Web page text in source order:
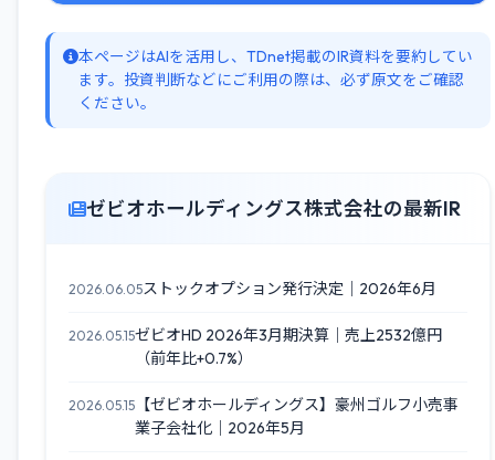
本ページはAIを活用し、TDnet掲載のIR資料を要約してい
ます。投資判断などにご利用の際は、必ず原文をご確認
ください。
ゼビオホールディングス株式会社の最新IR
2026.06.05ストックオプション発行決定｜2026年6月
2026.05.15ゼビオHD 2026年3月期決算｜売上2532億円
（前年比+0.7%）
2026.05.15 【ゼビオホールディングス】豪州ゴルフ小売事
業子会社化｜2026年5月